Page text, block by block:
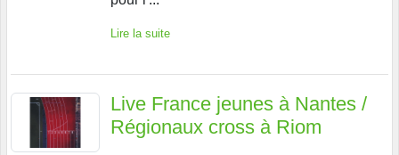
Lire la suite
Live France jeunes à Nantes /
Régionaux cross à Riom